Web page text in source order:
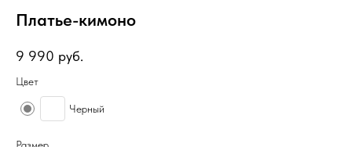
Платье-кимоно
9 990 руб.
Цвет
Черный